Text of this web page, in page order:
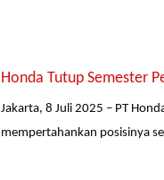
Honda Tutup Semester
Jakarta, 8 Juli 2025 – PT
mempertahankan posisinya